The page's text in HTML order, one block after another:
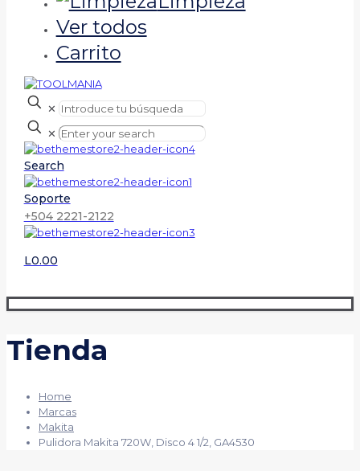
Ver todos
Carrito
✕
✕
Search
Soporte
+504 2221-2122
L0.00
Tienda
Home
Marcas
Makita
Pulidora Makita 720W, Disco 4 1/2, GA4530